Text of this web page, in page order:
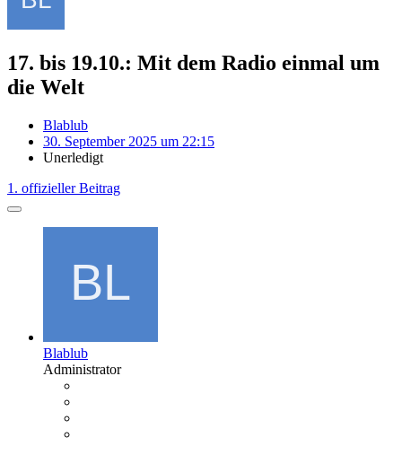
17. bis 19.10.: Mit dem Radio einmal um
die Welt
Blablub
30. September 2025 um 22:15
Unerledigt
1. offizieller Beitrag
Blablub
Administrator